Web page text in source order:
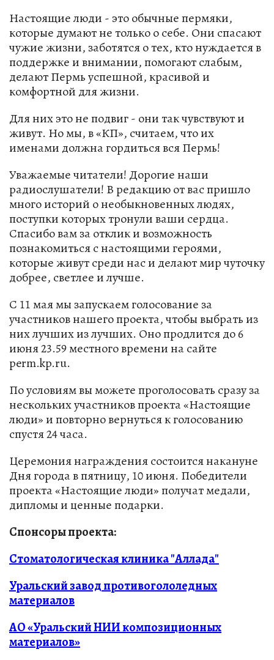
Настоящие люди - это обычные пермяки,
которые думают не только о себе. Они спасают
чужие жизни, заботятся о тех, кто нуждается в
поддержке и внимании, помогают слабым,
делают Пермь успешной, красивой и
комфортной для жизни.
Для них это не подвиг - они так чувствуют и
живут. Но мы, в «КП», считаем, что их
именами должна гордиться вся Пермь!
Уважаемые читатели! Дорогие наши
радиослушатели! В редакцию от вас пришло
много историй о необыкновенных людях,
поступки которых тронули ваши сердца.
Спасибо вам за отклик и возможность
познакомиться с настоящими героями,
которые живут среди нас и делают мир чуточку
добрее, светлее и лучше.
С 11 мая мы запускаем голосование за
участников нашего проекта, чтобы выбрать из
них лучших из лучших. Оно продлится до 6
июня 23.59 местного времени на сайте
perm.kp.ru.
По условиям вы можете проголосовать сразу за
нескольких участников проекта «Настоящие
люди» и повторно вернуться к голосованию
спустя 24 часа.
Церемония награждения состоится накануне
Дня города в пятницу, 10 июня. Победители
проекта «Настоящие люди» получат медали,
дипломы и ценные подарки.
Спонсоры проекта:
Стоматологическая клиника "Аллада"
Уральский завод противогололедных
материалов
АО «Уральский НИИ композиционных
материалов»